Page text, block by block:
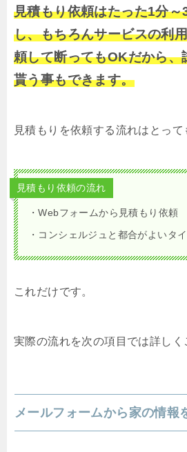
見積もり依頼はたった1分～
し、もちろんサービスの利
頼して断ってもOKだから、
貰う事もできます。
見積もりを依頼する流れはとって
見積もり依頼の流れ
・Webフォームから見積もり依頼
・コンシェルジュと都合がよいタ
これだけです。
実際の流れを次の項目では詳しく
メールフォームから家の情報